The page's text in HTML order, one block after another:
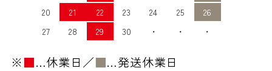
20
21 22 23 24 25
26
27
28 29 30 ・ ・ ・
※■…休業日／■…発送休業日